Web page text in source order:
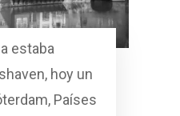
estaba
hoy un
Países